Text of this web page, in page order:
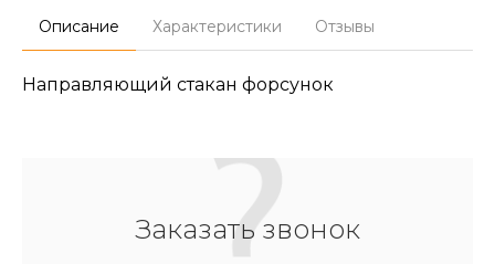
Описание Характеристики Отзывы
Направляющий стакан форсунок
Заказать звонок